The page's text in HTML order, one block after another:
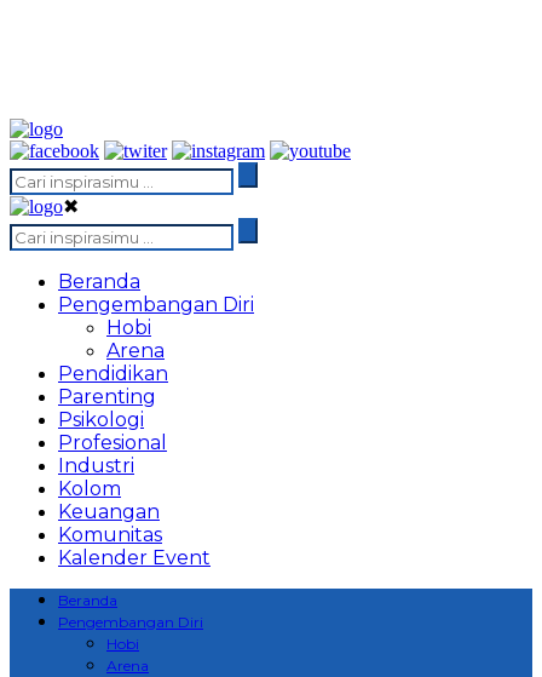
✖
Beranda
Pengembangan Diri
Hobi
Arena
Pendidikan
Parenting
Psikologi
Profesional
Industri
Kolom
Keuangan
Komunitas
Kalender Event
Beranda
Pengembangan Diri
Hobi
Arena